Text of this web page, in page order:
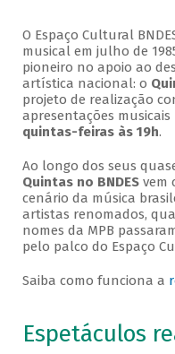
O Espaço Cultural
musical em julho de
pioneiro no apoio ao
artística nacional: o
projeto de realização
apresentações
quintas-feiras às 19h.
Ao longo dos seus
Quintas no BNDESvem
cenário da música
artistas renomados,
nomes da MPB
pelo palco do Espaço
Saiba como funciona a
Espetáculos